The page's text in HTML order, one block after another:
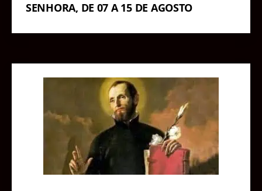
SENHORA, DE 07 A 15 DE AGOSTO